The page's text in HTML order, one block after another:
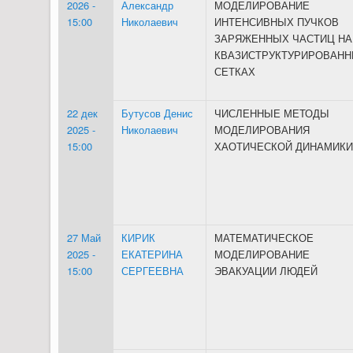
2026 -
15:00
Александр
Николаевич
МОДЕЛИРОВАНИЕ
ИНТЕНСИВНЫХ ПУЧКОВ
ЗАРЯЖЕННЫХ ЧАСТИЦ НА
СЕТКАХ
22 дек
2025 -
15:00
Бутусов Денис
Николаевич
ЧИСЛЕННЫЕ МЕТОДЫ
МОДЕЛИРОВАНИЯ
ХАОТИЧЕСКОЙ ДИНАМИКИ
27 Май
2025 -
15:00
КИРИК
ЕКАТЕРИНА
СЕРГЕЕВНА
МАТЕМАТИЧЕСКОЕ
МОДЕЛИРОВАНИЕ
ЭВАКУАЦИИ ЛЮДЕЙ